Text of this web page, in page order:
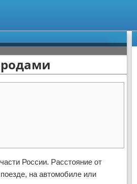
России. Расстояние от
на автомобиле или